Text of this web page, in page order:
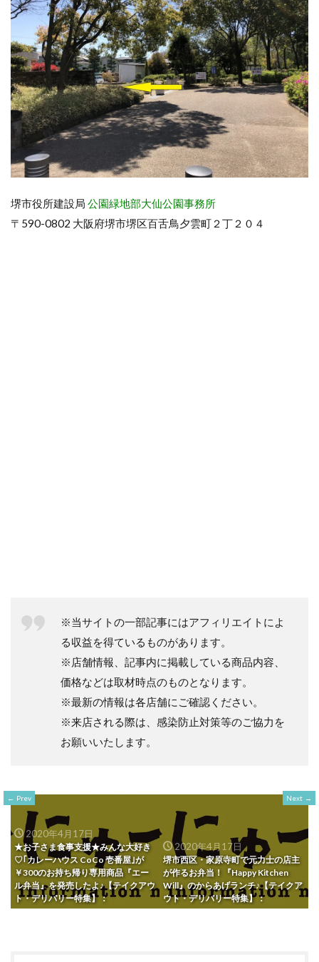
堺市役所建設局 公園緑地部大仙公園事務所
〒590-0802 大阪府堺市堺区百舌鳥夕雲町２丁２０４
※当サイトの一部記事にはアフィリエイトによ
る収益を得ているものがあります。
※店舗情報、記事内に掲載している商品内容、
価格などは取材時点のものとなります。
※最新の情報は各店舗にご確認ください。
※来店される際は、感染防止対策等のご協力を
お願いいたします。
Prev
2020年4月17日
★お子さま食事支援★みんな大好き
♡｢カレーハウス CoCo 壱番屋｣が
￥300のお持ち帰り専用商品『エー
ル弁当』を発売したよ♪【テイクアウ
ト・デリバリー特集】：
Next
2020年4月17日
堺市西区・家原寺町で元力士の店主
が作るお弁当！『Happy Kitchen
Will』のからあげランチ♪【テイクア
ウト・デリバリー特集】：